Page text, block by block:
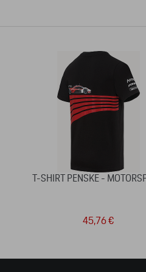
T-SHIRT PENSKE -
45,76 €